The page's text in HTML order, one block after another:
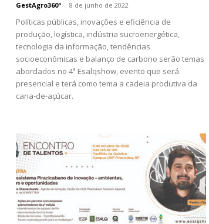
GestAgro360º - 8 de junho de 2022
Políticas públicas, inovações e eficiência de
produção, logística, indústria sucroenergética,
tecnologia da informação, tendências
socioeconômicas e balanço de carbono serão temas
abordados no 4ª Esalqshow, evento que será
presencial e terá como tema a cadeia produtiva da
cana-de-açúcar.